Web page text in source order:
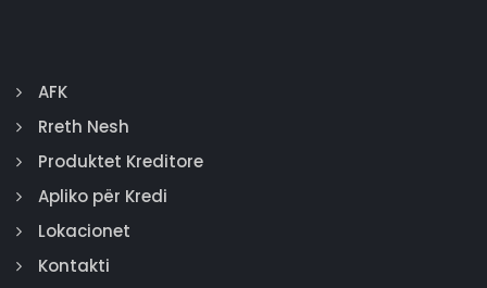
AFK
Rreth Nesh
Produktet Kreditore
Apliko për Kredi
Lokacionet
Kontakti